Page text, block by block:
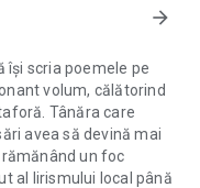
arrow_forward
își scria poemele pe
volum, călătorind
Tânăra care
avea să devină mai
un foc
al lirismului local până